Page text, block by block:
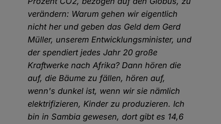
verändern: Warum gehen wir eigentlich
nicht her und geben das Geld dem Gerd
Müller, unserem Entwicklungsminister, und
der spendiert jedes Jahr 20 große
Kraftwerke nach Afrika? Dann hören die
auf, die Bäume zu fällen, hören auf,
wenn's dunkel ist, wenn wir sie nämlich
elektrifizieren, Kinder zu produzieren. Ich
bin in Sambia gewesen, dort gibt es 14,6